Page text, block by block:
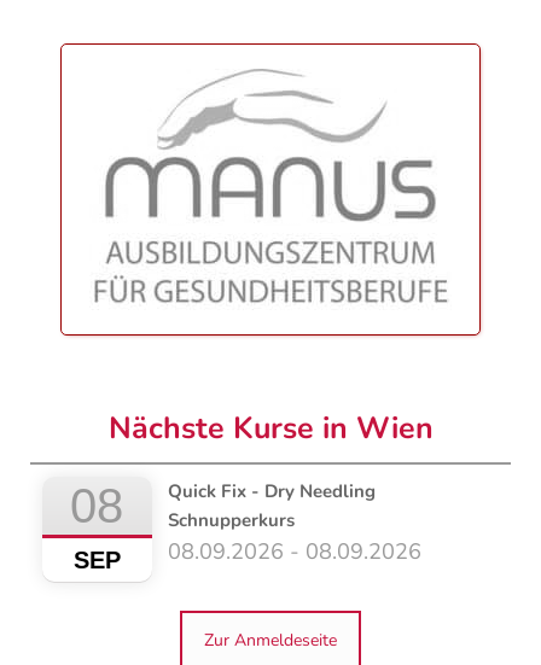
Nächste Kurse in Wien
08
SEP
Quick Fix - Dry Needling
Schnupperkurs
08.09.2026 - 08.09.2026
Zur Anmeldeseite